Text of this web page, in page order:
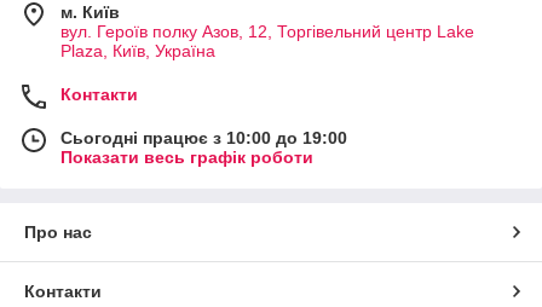
м. Київ
вул. Героїв полку Азов, 12, Торгівельний центр Lake
Plaza, Київ, Україна
Контакти
Сьогодні працює з 10:00 до 19:00
Показати весь графік роботи
Про нас
Контакти